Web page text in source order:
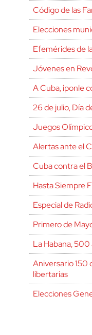
Código de las
Elecciones
Efemérides de
Jóvenes en
A Cuba, ¡ponle
26 de julio, Día
Juegos
Alertas ante el
Cuba contra el
Hasta Siempre
Especial de
Primero de
La Habana, 500
Aniversario 150
libertarias
Elecciones